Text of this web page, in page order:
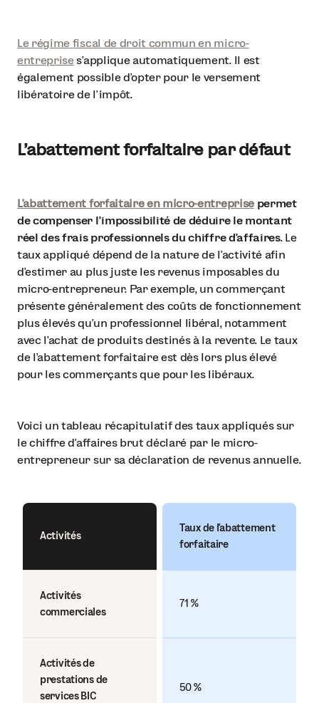
Le régime fiscal de droit commun en micro-
entreprises’applique automatiquement. Il est
également possible d’opter pour le versement
libératoire de l’impôt.
L’abattement forfaitaire par défaut
L’abattement forfaitaire en micro-entreprisepermet
de compenser l’impossibilité de déduire le montant
réel des frais professionnels du chiffre d’affaires. Le
taux appliqué dépend de la nature de l’activité afin
d’estimer au plus juste les revenus imposables du
micro-entrepreneur. Par exemple, un commerçant
présente généralement des coûts de fonctionnement
plus élevés qu’un professionnel libéral, notamment
avec l’achat de produits destinés à la revente. Le taux
de l’abattement forfaitaire est dès lors plus élevé
pour les commerçants que pour les libéraux.
Voici un tableau récapitulatif des taux appliqués sur
le chiffre d’affaires brut déclaré par le micro-
entrepreneur sur sa déclaration de revenus annuelle.
Activités
Taux de l’abattement
forfaitaire
Activités
commerciales
71 %
Activités de
prestations de
services BIC
50 %